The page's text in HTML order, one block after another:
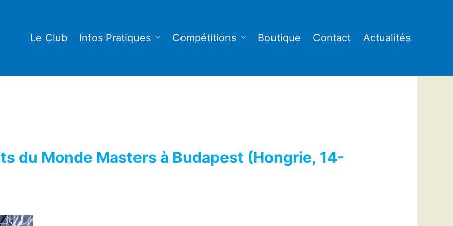
Le Club Infos Pratiques Compétitions Boutique Contact Actualités
du Monde Masters à Budapest (Hongrie, 14-